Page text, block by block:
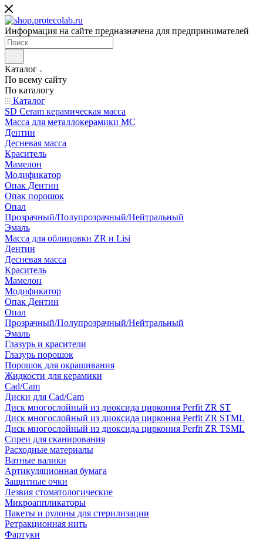
Информация на сайте предназначена для предпринимателей
Каталог
По всему сайту
По каталогу
Каталог
SD Ceram керамическая масса
Масса для металлокерамики MC
Дентин
Десневая масса
Краситель
Мамелон
Модификатор
Опак Дентин
Опак порошок
Опал
Прозрачный/Полупрозрачный/Нейтральный
Эмаль
Масса для облицовки ZR и Lisi
Дентин
Десневая масса
Краситель
Мамелон
Модификатор
Опак Дентин
Опал
Прозрачный/Полупрозрачный/Нейтральный
Эмаль
Глазурь и красители
Глазурь порошок
Порошок для окрашивания
Жидкости для керамики
Cad/Cam
Диски для Cad/Cam
Диск многослойный из диоксида циркония Perfit ZR ST
Диск многослойный из диоксида циркония Perfit ZR STML
Диск многослойный из диоксида циркония Perfit ZR TSML
Спреи для сканирования
Расходные материалы
Ватные валики
Артикуляционная бумага
Защитные очки
Лезвия стоматологические
Микроаппликаторы
Пакеты и рулоны для стерилизации
Ретракционная нить
Фартуки